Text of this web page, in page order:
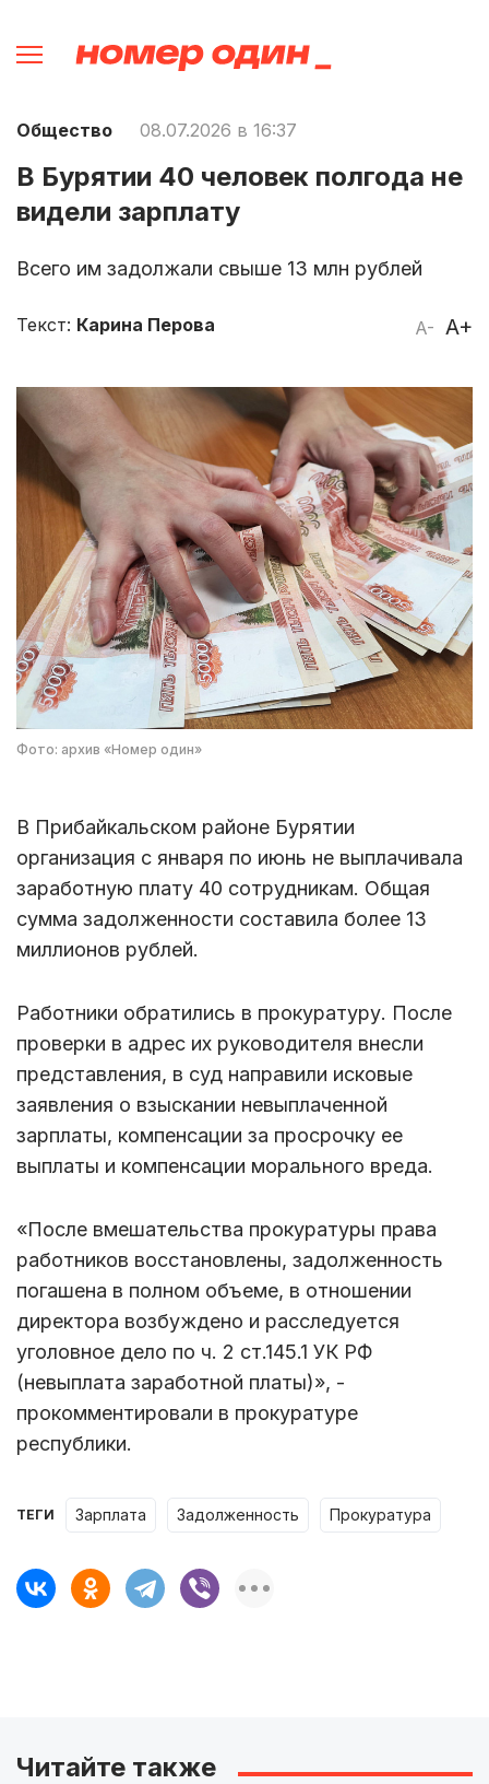
Общество 08.07.2026 в 16:37
В Бурятии 40 человек полгода не
видели зарплату
Всего им задолжали свыше 13 млн рублей
A- A+
Текст: Карина Перова
Фото: архив «Номер один»
В Прибайкальском районе Бурятии
организация с января по июнь не выплачивала
заработную плату 40 сотрудникам. Общая
сумма задолженности составила более 13
миллионов рублей.
Работники обратились в прокуратуру. После
проверки в адрес их руководителя внесли
представления, в суд направили исковые
заявления о взыскании невыплаченной
зарплаты, компенсации за просрочку ее
выплаты и компенсации морального вреда.
«После вмешательства прокуратуры права
работников восстановлены, задолженность
погашена в полном объеме, в отношении
директора возбуждено и расследуется
уголовное дело по ч. 2 ст.145.1 УК РФ
(невыплата заработной платы)», -
прокомментировали в прокуратуре
республики.
ТЕГИ зарплата задолженность прокуратура
Читайте также